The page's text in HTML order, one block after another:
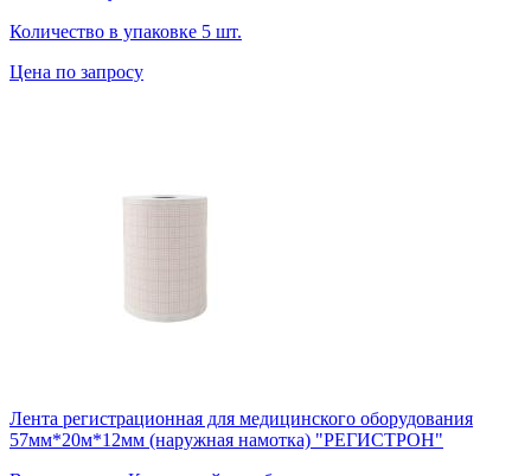
Количество в упаковке 5 шт.
Цена по запросу
Лента регистрационная для медицинского оборудования
57мм*20м*12мм (наружная намотка) "РЕГИСТРОН"